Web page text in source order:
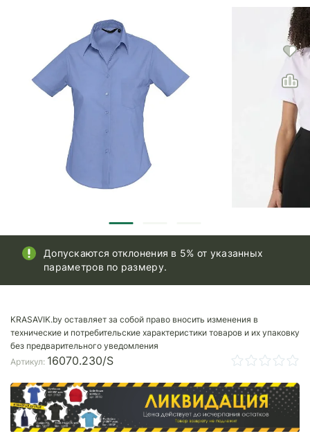
Допускаются отклонения в 5% от указанных
параметров по размеру.
KRASAVIK.by оставляет за собой право вносить изменения в
технические и потребительские характеристики товаров и их упаковку
без предварительного уведомления
Артикул: 16070.230/S